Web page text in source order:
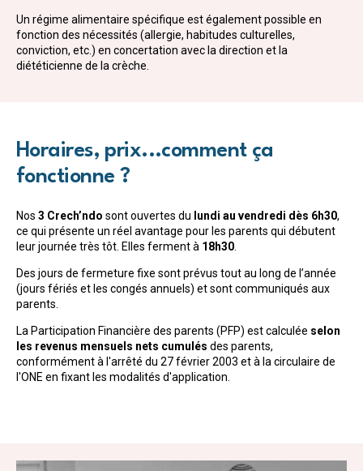
Un régime alimentaire spécifique est également possible en
fonction des nécessités (allergie, habitudes culturelles,
conviction, etc.) en concertation avec la direction et la
diététicienne de la crèche.
Horaires, prix...comment ça
fonctionne ?
Nos 3 Crech’ndo sont ouvertes du lundi au vendredi dès 6h30,
ce qui présente un réel avantage pour les parents qui débutent
leur journée très tôt. Elles ferment à 18h30
Des jours de fermeture fixe sont prévus tout au long de l’année
(jours fériés et les congés annuels) et sont communiqués aux
parents.
La Participation Financière des parents (PFP) est calculée selon
les revenus mensuels nets cumulés des parents,
conformément à l'arrêté du 27 février 2003 et à la circulaire de
l'ONE en fixant les modalités d'application.